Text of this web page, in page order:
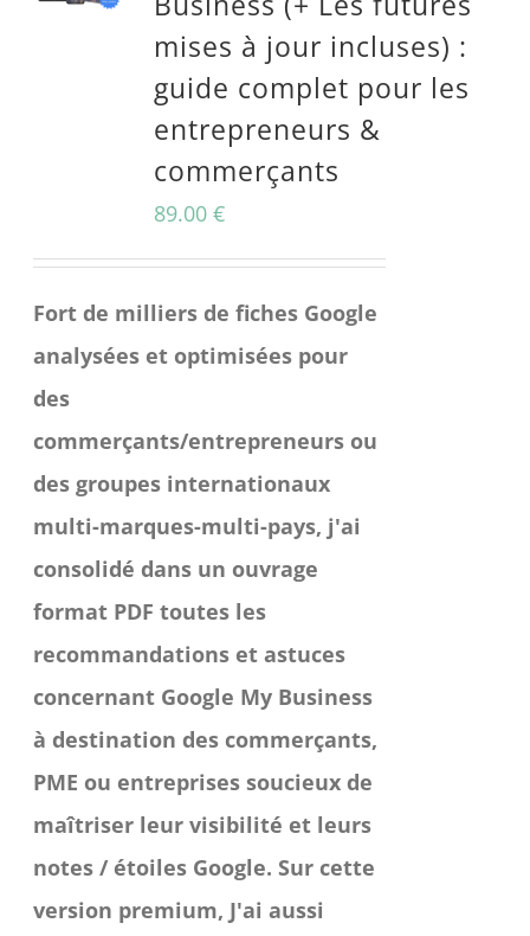
mises à jour incluses) :
guide complet pour les
entrepreneurs &
commerçants
89.00€
Fort de milliers de fiches Google
analysées et optimisées pour
des
commerçants/entrepreneurs ou
des groupes internationaux
multi-marques-multi-pays, j'ai
consolidé dans un ouvrage
format PDF toutes les
recommandations et astuces
concernant Google My Business
à destination des commerçants,
PME ou entreprises soucieux de
maîtriser leur visibilité et leurs
notes / étoiles Google.Sur cette
version premium, J'ai aussi